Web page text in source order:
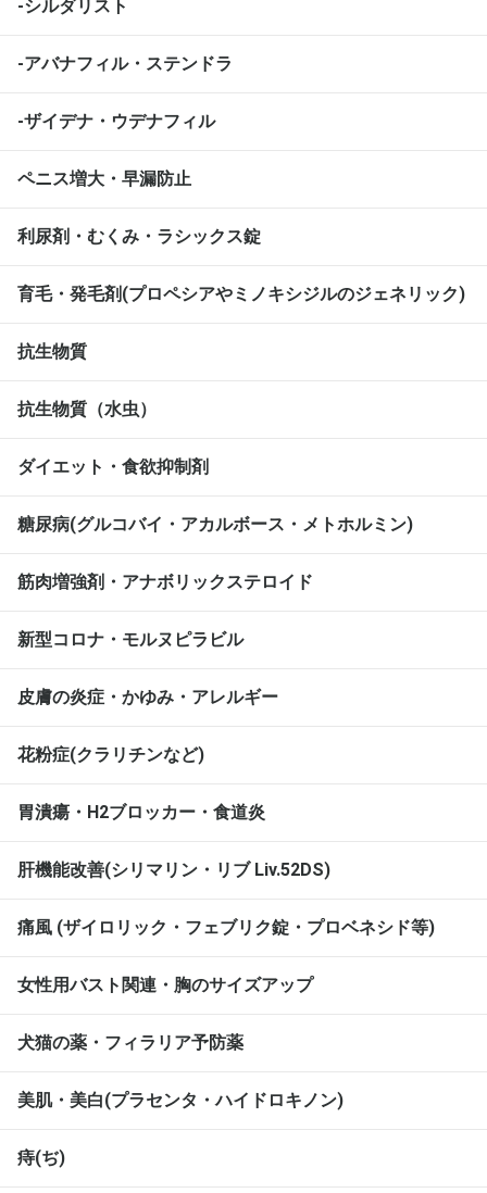
-シルダリスト
-アバナフィル・ステンドラ
-ザイデナ・ウデナフィル
ペニス増大・早漏防止
利尿剤・むくみ・ラシックス錠
育毛・発毛剤(プロペシアやミノキシジルのジェネリック)
抗生物質
抗生物質（水虫）
ダイエット・食欲抑制剤
糖尿病(グルコバイ・アカルボース・メトホルミン)
筋肉増強剤・アナボリックステロイド
新型コロナ・モルヌピラビル
皮膚の炎症・かゆみ・アレルギー
花粉症(クラリチンなど)
胃潰瘍・H2ブロッカー・食道炎
肝機能改善(シリマリン・リブ Liv.52DS)
痛風 (ザイロリック・フェブリク錠・プロベネシド等)
女性用バスト関連・胸のサイズアップ
犬猫の薬・フィラリア予防薬
美肌・美白(プラセンタ・ハイドロキノン)
痔(ぢ)